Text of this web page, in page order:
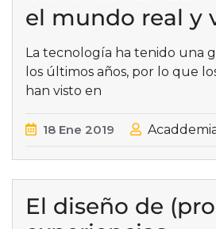
el mundo real y
La tecnología ha tenido una
los últimos años, por lo que
han visto en
18 Ene 2019
El diseño de